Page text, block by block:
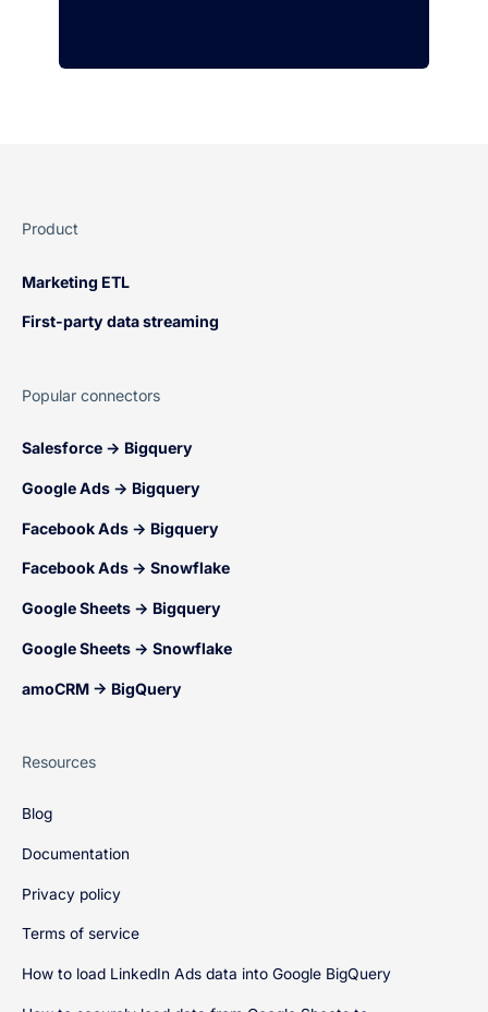
Product
Marketing ETL
First-party data streaming
Popular connectors
Salesforce → Bigquery
Google Ads → Bigquery
Facebook Ads → Bigquery
Facebook Ads → Snowflake
Google Sheets → Bigquery
Google Sheets → Snowflake
amoCRM → BigQuery
Resources
Blog
Documentation
Privacy policy
Terms of service
How to load LinkedIn Ads data into Google BigQuery